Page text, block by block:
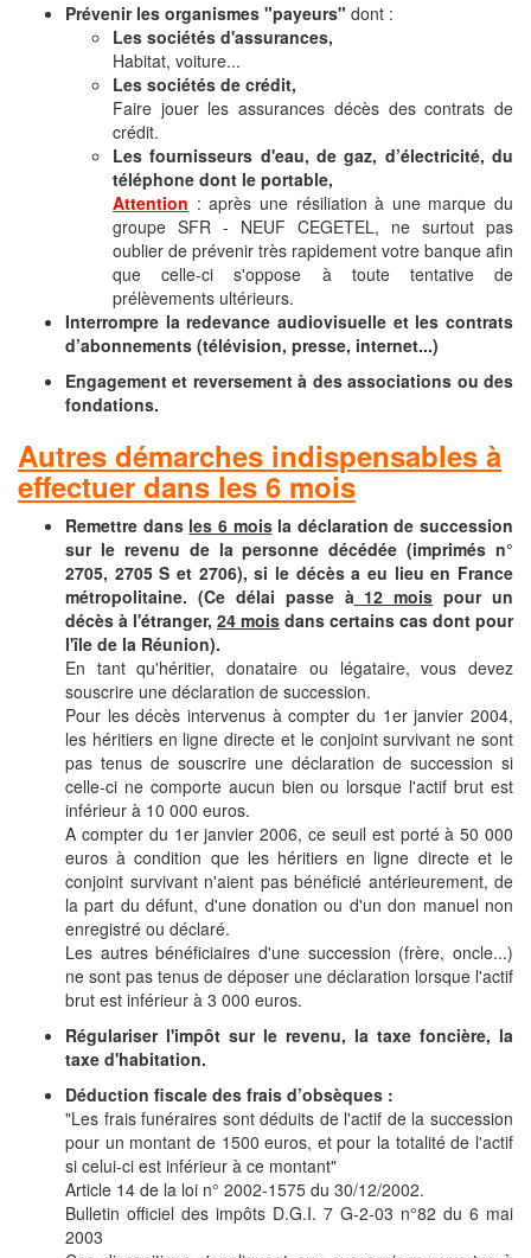
Prévenir les organismes "payeurs" dont :
Les sociétés d'assurances,
Habitat, voiture...
Les sociétés de crédit,
Faire jouer les assurances décès des contrats de
crédit.
Les fournisseurs d'eau, de gaz, d’électricité, du
téléphone dont le portable,
Attention : après une résiliation à une marque du
groupe SFR - NEUF CEGETEL, ne surtout pas
oublier de prévenir très rapidement votre banque afin
que celle-ci s'oppose à toute tentative de
prélèvements ultérieurs.
Interrompre la redevance audiovisuelle et les contrats
d’abonnements (télévision, presse, internet...)
Engagement et reversement à des associations ou des
fondations.
Autres démarches indispensables à
effectuer dans les 6 mois
Remettre dans les 6 moisla déclaration de succession
sur le revenu de la personne décédée (imprimés n°
2705, 2705 S et 2706), si le décès a eu lieu en France
métropolitaine. (Ce délai passe à12 mois pour un
décès à l'étranger, 24 mois dans certains cas dont pour
l'île de la Réunion).
En tant qu'héritier, donataire ou légataire, vous devez
souscrire une déclaration de succession.
Pour les décès intervenus à compter du 1er janvier 2004,
les héritiers en ligne directe et le conjoint survivant ne sont
pas tenus de souscrire une déclaration de succession si
celle-ci ne comporte aucun bien ou lorsque l'actif brut est
inférieur à 10 000 euros.
A compter du 1er janvier 2006, ce seuil est porté à 50 000
euros à condition que les héritiers en ligne directe et le
conjoint survivant n'aient pas bénéficié antérieurement, de
la part du défunt, d'une donation ou d'un don manuel non
enregistré ou déclaré.
Les autres bénéficiaires d'une succession (frère, oncle...)
ne sont pas tenus de déposer une déclaration lorsque l'actif
brut est inférieur à 3 000 euros.
Régulariser l'impôt sur le revenu, la taxe foncière, la
taxe d'habitation.
Déduction fiscale des frais d’obsèques :
"Les frais funéraires sont déduits de l'actif de la succession
pour un montant de 1500 euros, et pour la totalité de l'actif
si celui-ci est inférieur à ce montant"
Article 14 de la loi n° 2002-1575 du 30/12/2002.
Bulletin officiel des impôts D.G.I. 7 G-2-03 n°82 du 6 mai
2003